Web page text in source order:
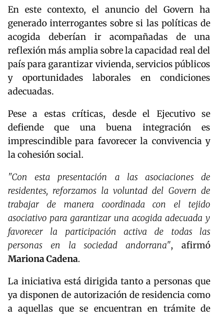
En este contexto, el anuncio del Govern ha
generado interrogantes sobre si las políticas de
acogida deberían ir acompañadas de una
reflexión más amplia sobre la capacidad real del
país para garantizar vivienda, servicios públicos
y oportunidades laborales en condiciones
adecuadas.
Pese a estas críticas, desde el Ejecutivo se
defiende que una buena integración es
imprescindible para favorecer la convivencia y
la cohesión social.
"Con esta presentación a las asociaciones de
residentes, reforzamos la voluntad del Govern de
trabajar de manera coordinada con el tejido
asociativo para garantizar una acogida adecuada y
favorecer la participación activa de todas las
personas en la sociedad andorrana", afirmó
Mariona Cadena.
La iniciativa está dirigida tanto a personas que
ya disponen de autorización de residencia como
a aquellas que se encuentran en trámite de